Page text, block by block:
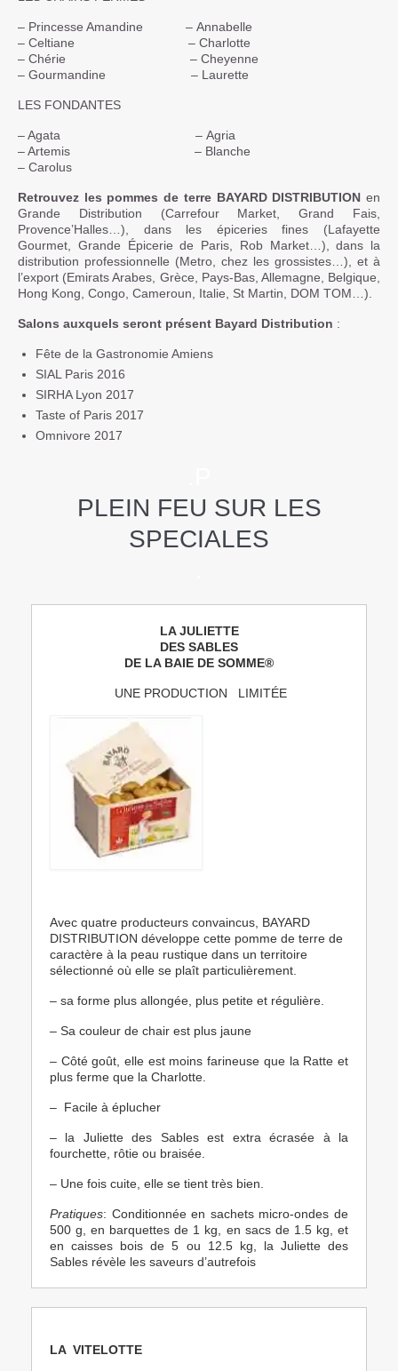
– Princesse Amandine – Annabelle
– Celtiane – Charlotte
– Chérie – Cheyenne
– Gourmandine – Laurette
LES FONDANTES
– Agata – Agria
– Artemis – Blanche
– Carolus
Retrouvez les pommes de terre BAYARD DISTRIBUTION en
Grande Distribution (Carrefour Market, Grand Fais,
Provence’Halles…), dans les épiceries fines (Lafayette
Gourmet, Grande Épicerie de Paris, Rob Market…), dans la
distribution professionnelle (Metro, chez les grossistes…), et à
l’export (Emirats Arabes, Grèce, Pays-Bas, Allemagne, Belgique,
Hong Kong, Congo, Cameroun, Italie, St Martin, DOM TOM…).
Salons auxquels seront présent Bayard Distribution :
Fête de la Gastronomie Amiens
SIAL Paris 2016
SIRHA Lyon 2017
Taste of Paris 2017
Omnivore 2017
PLEIN FEU SUR LES
SPECIALES
LA JULIETTE
DES SABLES
DE LA BAIE DE SOMME®
UNE PRODUCTION LIMITÉE
Avec quatre producteurs convaincus, BAYARD
DISTRIBUTION développe cette pomme de terre de
caractère à la peau rustique dans un territoire
sélectionné où elle se plaît particulièrement.
– sa forme plus allongée, plus petite et régulière.
– Sa couleur de chair est plus jaune
– Côté goût, elle est moins farineuse que la Ratte et
plus ferme que la Charlotte.
– Facile à éplucher
– la Juliette des Sables est extra écrasée à la
fourchette, rôtie ou braisée.
– Une fois cuite, elle se tient très bien.
Pratiques: Conditionnée en sachets micro-ondes de
500 g, en barquettes de 1 kg, en sacs de 1.5 kg, et
en caisses bois de 5 ou 12.5 kg, la Juliette des
Sables révèle les saveurs d’autrefois
LA VITELOTTE